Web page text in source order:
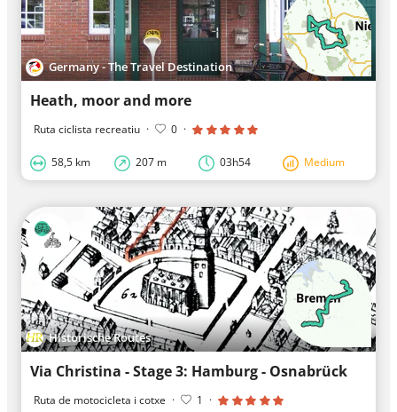
Germany - The Travel Destination
Heath, moor and more
Ruta ciclista recreatiu · 0 ·
58,5 km 207 m 03h54 Medium
Historische Routes
Via Christina - Stage 3: Hamburg - Osnabrück
Ruta de motocicleta i cotxe · 1 ·